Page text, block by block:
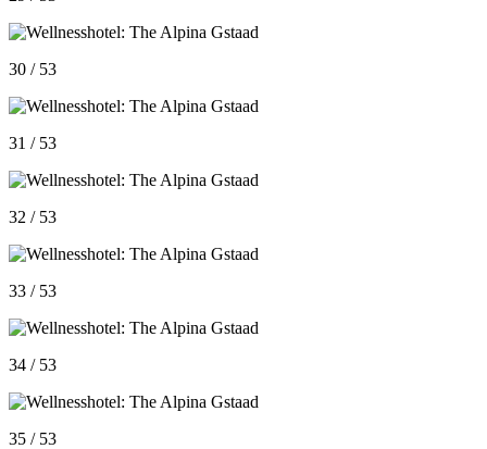
30 / 53
31 / 53
32 / 53
33 / 53
34 / 53
35 / 53